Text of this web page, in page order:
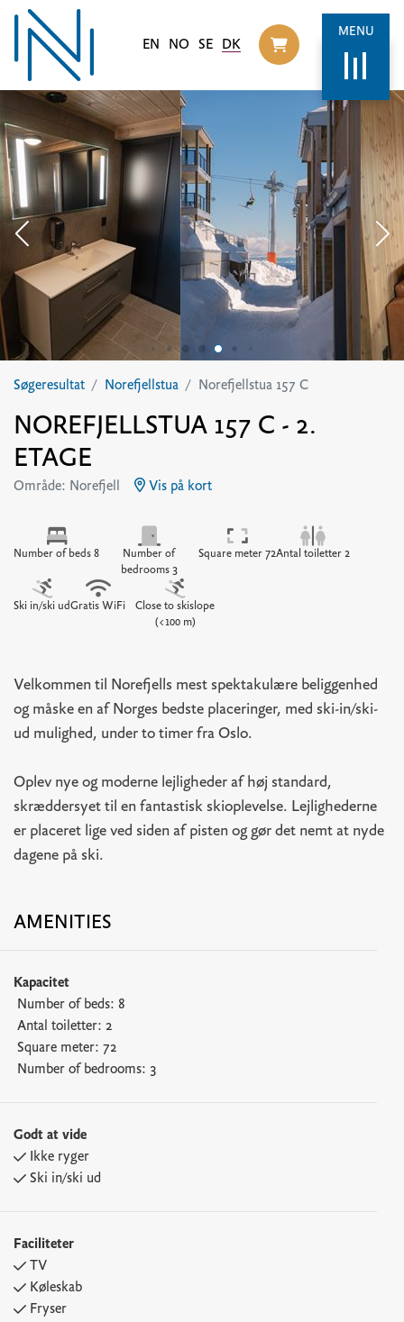
EN NO SE DK
Til
MENU
Søgeresultat Norefjellstua Norefjellstua 157 C
NOREFJELLSTUA 157 C - 2.
ETAGE
Område: Norefjell Vis på kort
Number of beds 8
Number of
bedrooms 3
Square meter 72Antal toiletter 2
Ski in/ski udGratis WiFi
Close to skislope
(<100 m)
Velkommen til Norefjells mest spektakulære beliggenhed
og måske en af Norges bedste placeringer, med ski-in/ski-
ud mulighed, under to timer fra Oslo.
Oplev nye og moderne lejligheder af høj standard,
skræddersyet til en fantastisk skioplevelse. Lejlighederne
er placeret lige ved siden af pisten og gør det nemt at nyde
dagene på ski.
AMENITIES
Kapacitet
Number of beds: 8
Antal toiletter: 2
Square meter: 72
Number of bedrooms: 3
Godt at vide
Ikke ryger
Ski in/ski ud
Faciliteter
TV
Køleskab
Fryser